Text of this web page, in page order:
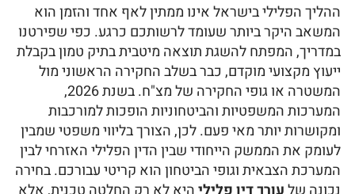
ההליך הפלילי בישראל אינו ממתין לאף אחד והזמן הוא
המשאב היקר ביותר שעומד לרשותכם כרגע. כפי שפירטנו
במדריך, המפתח להשגת תוצאה מיטבית בתיק טמון בקבלת
ייעוץ מקצועי מוקדם, כבר בשלב החקירה הראשוני מול
המשטרה או גופי החקירה של מצ"ח. בשנת 2026,
המערכות המשפטיות והביטחוניות הופכות למורכבות
ומקושרות יותר מאי פעם. לכן, הצורך בליווי משפטי שמבין
לעומק את הממשק הייחודי שבין הדין הפלילי האזרחי לבין
המערכת הצבאית וגופי הביטחון הוא קריטי עבורכם. בחירה